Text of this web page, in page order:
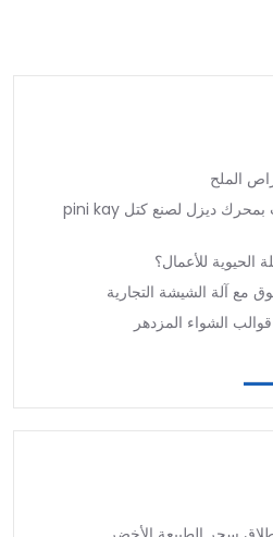
الملح
ماكينة ضغط نشارة الخشب بمحرك ديزل لصنع كتل pini kay
الحيوية للأعمال؟
مع آلة الشيشة التجارية
الشواء المزدهر